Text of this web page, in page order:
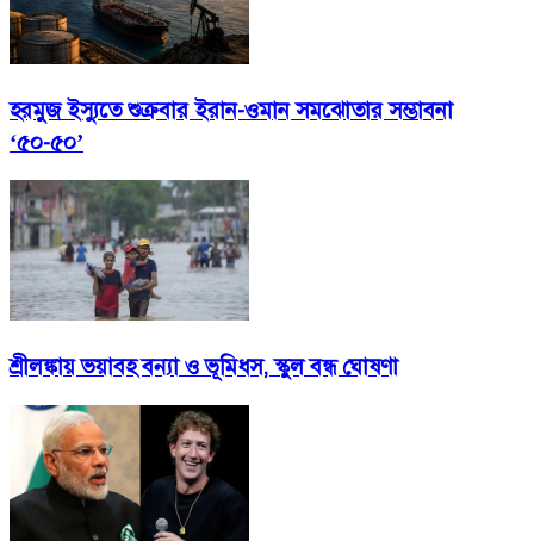
হরমুজ ইস্যুতে শুক্রবার ইরান-ওমান সমঝোতার সম্ভাবনা
‘৫০-৫০’
শ্রীলঙ্কায় ভয়াবহ বন্যা ও ভূমিধস, স্কুল বন্ধ ঘোষণা